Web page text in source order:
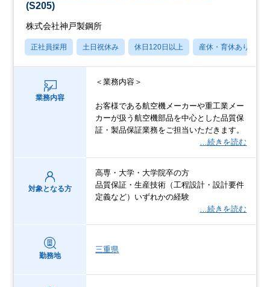
(S205)
株式会社神戸製鋼所
正社員採用 土日祝休み 休日120日以上 産休・育休あり
業務内容
＜業務内容＞
お客様である航空機メーカーや重工業メー
カーが扱う航空機部品を中心とした品質保
証・製品保証業務をご担当いただきます。
…続きを読む
対象となる方
高専・大学・大学院卒の方
品質保証・生産技術（工程設計・設計要件
定義など）いずれかの経験
…続きを読む
勤務地
三重県